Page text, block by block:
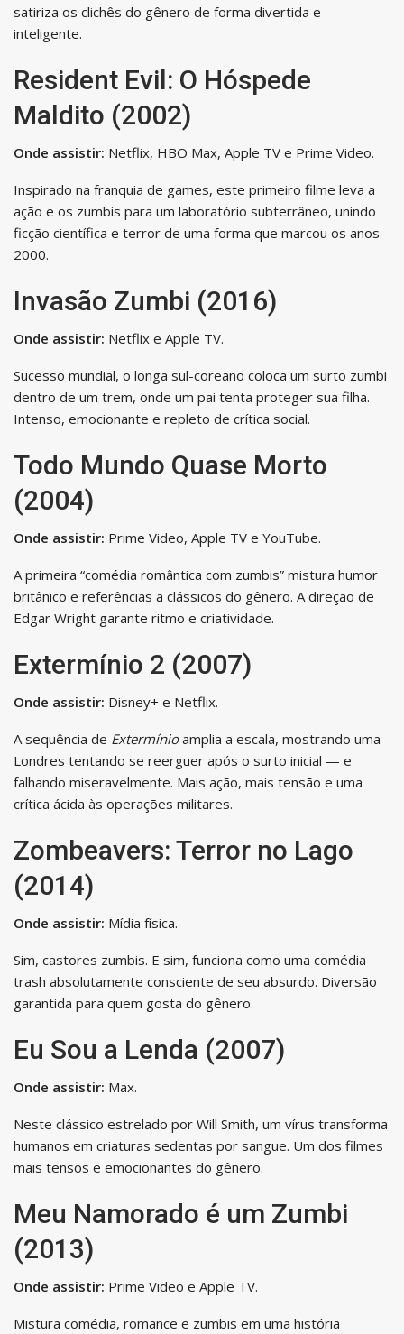
satiriza os clichês do gênero de forma divertida e
inteligente.
Resident Evil: O Hóspede
Maldito (2002)
Onde assistir: Netflix, HBO Max, Apple TV e Prime Video.
Inspirado na franquia de games, este primeiro filme leva a
ação e os zumbis para um laboratório subterrâneo, unindo
ficção científica e terror de uma forma que marcou os anos
2000.
Invasão Zumbi (2016)
Onde assistir: Netflix e Apple TV.
Sucesso mundial, o longa sul-coreano coloca um surto zumbi
dentro de um trem, onde um pai tenta proteger sua filha.
Intenso, emocionante e repleto de crítica social.
Todo Mundo Quase Morto
(2004)
Onde assistir: Prime Video, Apple TV e YouTube.
A primeira “comédia romântica com zumbis” mistura humor
britânico e referências a clássicos do gênero. A direção de
Edgar Wright garante ritmo e criatividade.
Extermínio 2 (2007)
Onde assistir: Disney+ e Netflix.
A sequência de Extermínioamplia a escala, mostrando uma
Londres tentando se reerguer após o surto inicial — e
falhando miseravelmente. Mais ação, mais tensão e uma
crítica ácida às operações militares.
Zombeavers: Terror no Lago
(2014)
Onde assistir: Mídia física.
Sim, castores zumbis. E sim, funciona como uma comédia
trash absolutamente consciente de seu absurdo. Diversão
garantida para quem gosta do gênero.
Eu Sou a Lenda (2007)
Onde assistir: Max.
Neste clássico estrelado por Will Smith, um vírus transforma
humanos em criaturas sedentas por sangue. Um dos filmes
mais tensos e emocionantes do gênero.
Meu Namorado é um Zumbi
(2013)
Onde assistir: Prime Video e Apple TV.
Mistura comédia, romance e zumbis em uma história